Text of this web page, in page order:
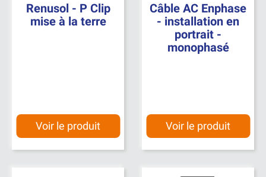
Renusol - P Clip
mise à la terre
Voir le produit
Câble AC Enphase
- installation en
portrait -
monophasé
Voir le produit